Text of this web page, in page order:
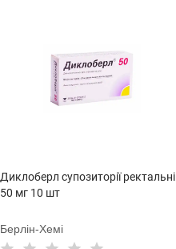
Диклоберл супозиторії ректальні
50 мг 10 шт
Берлін-Хемі